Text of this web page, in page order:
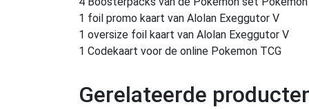
1 foil promo kaart van Alolan Exeggutor V
1 oversize foil kaart van Alolan Exeggutor V
1 Codekaart voor de online Pokemon TCG
Gerelateerde